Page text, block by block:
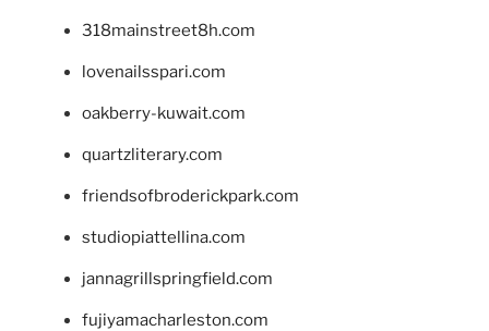
318mainstreet8h.com
lovenailsspari.com
oakberry-kuwait.com
quartzliterary.com
friendsofbroderickpark.com
studiopiattellina.com
jannagrillspringfield.com
fujiyamacharleston.com